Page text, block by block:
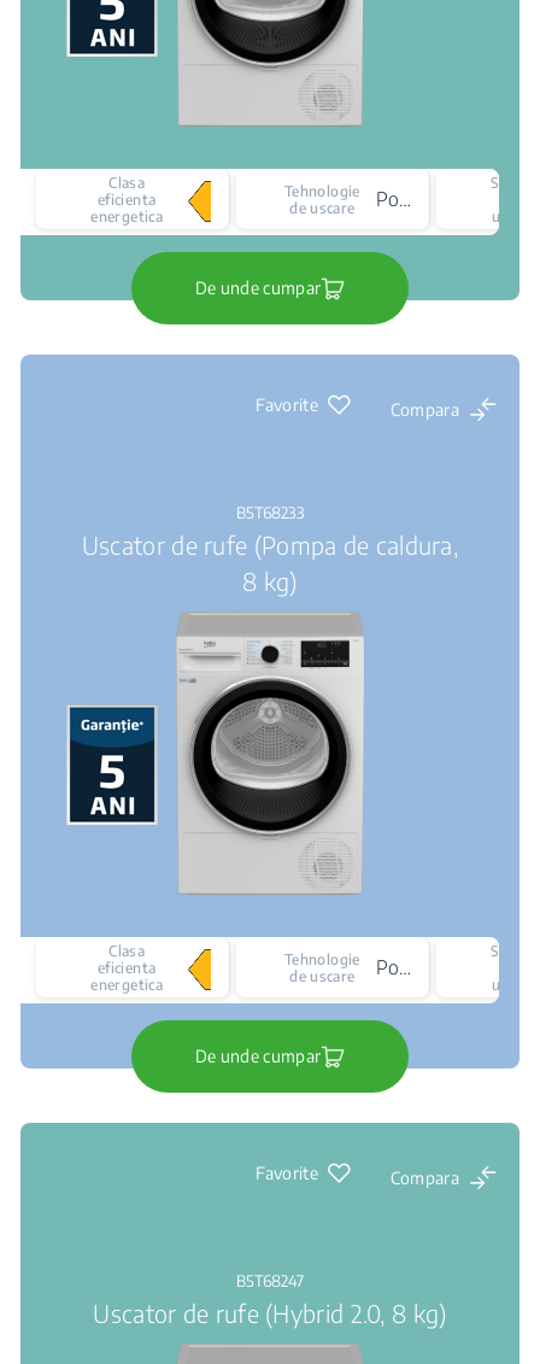
Clasa
eficienta
energetica
Tehnologie
de uscare
Pompa de caldura
Senzor
uscare
De unde cumpar
Favorite Compara
B5T68233
Uscator de rufe (Pompa de caldura,
8 kg)
Clasa
eficienta
energetica
Tehnologie
de uscare
Pompa de caldura
Senzor
uscare
De unde cumpar
Favorite Compara
B5T68247
Uscator de rufe (Hybrid 2.0, 8 kg)